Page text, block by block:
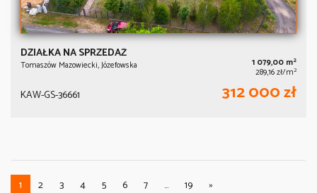
DZIAŁKA NA SPRZEDAŻ
Tomaszów Mazowiecki, Józefowska 1 079,00 m2
289,16 zł/m2
KAW-GS-36661 312 000 zł
1 2 3 4 5 6 7 ... 19 »